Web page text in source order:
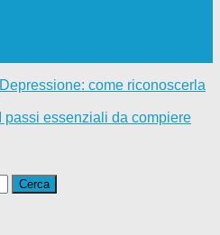
Depressione: come riconoscerla
I passi essenziali da compiere